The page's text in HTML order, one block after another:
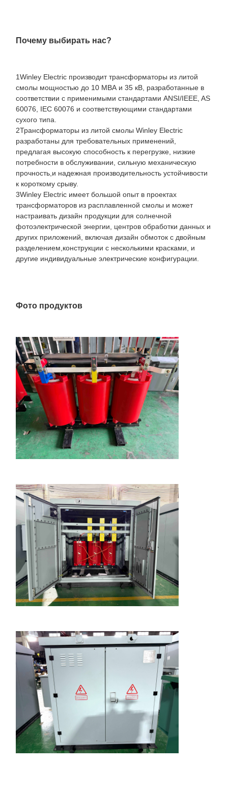
Почему выбирать нас?
1Winley Electric производит трансформаторы из литой
смолы мощностью до 10 МВА и 35 кВ, разработанные в
соответствии с применимыми стандартами ANSI/IEEE, AS
60076, IEC 60076 и соответствующими стандартами
сухого типа.
2Трансформаторы из литой смолы Winley Electric
разработаны для требовательных применений,
предлагая высокую способность к перегрузке, низкие
потребности в обслуживании, сильную механическую
прочность,и надежная производительность устойчивости
к короткому срыву.
3Winley Electric имеет большой опыт в проектах
трансформаторов из расплавленной смолы и может
настраивать дизайн продукции для солнечной
фотоэлектрической энергии, центров обработки данных и
других приложений, включая дизайн обмоток с двойным
разделением,конструкции с несколькими красками, и
другие индивидуальные электрические конфигурации.
Фото продуктов